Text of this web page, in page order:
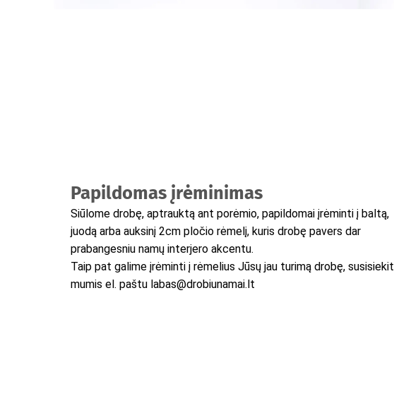
Papildomas įrėminimas
Siūlome drobę, aptrauktą ant porėmio, papildomai įrėminti į baltą,
juodą arba auksinį 2cm pločio rėmelį, kuris drobę pavers dar
prabangesniu namų interjero akcentu.
Taip pat galime įrėminti į rėmelius Jūsų jau turimą drobę,
mumis el. paštu labas@drobiunamai.lt